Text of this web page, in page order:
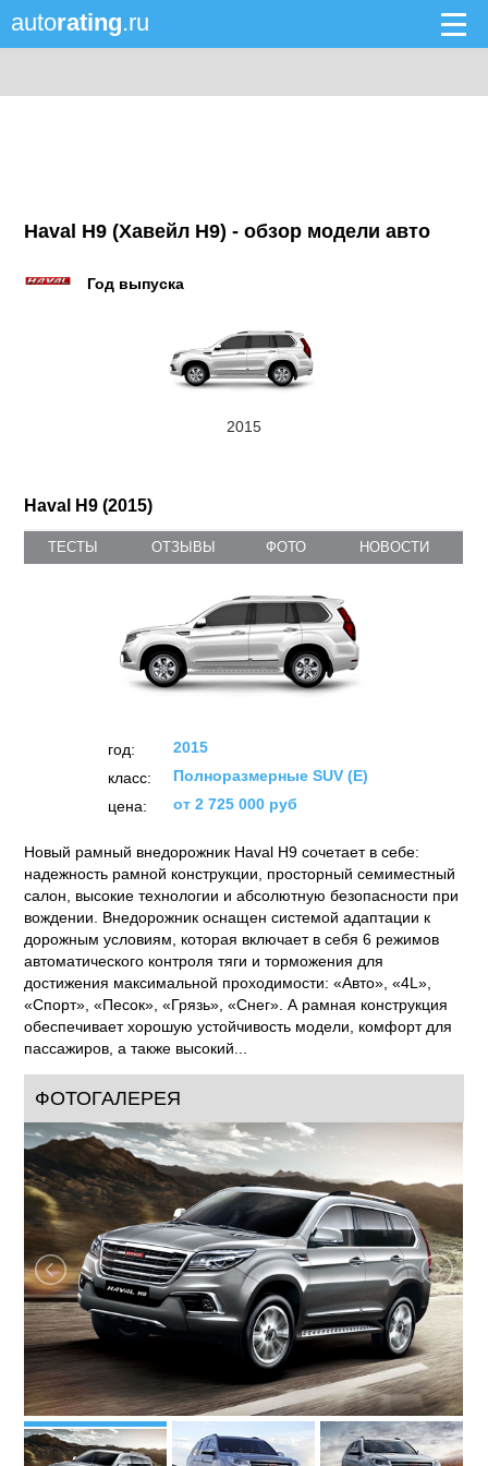
autorating.ru
Haval H9 (Хавейл H9) - обзор модели авто
Год выпуска
2015
Haval H9 (2015)
ТЕСТЫ ОТЗЫВЫ ФОТО НОВОСТИ
год:
2015
класс:
Полноразмерные SUV (E)
цена:
от 2 725 000 руб
Новый рамный внедорожник Haval H9 сочетает в себе:
надежность рамной конструкции, просторный семиместный
салон, высокие технологии и абсолютную безопасности при
вождении. Внедорожник оснащен системой адаптации к
дорожным условиям, которая включает в себя 6 режимов
автоматического контроля тяги и торможения для
достижения максимальной проходимости: «Авто», «4L»,
«Спорт», «Песок», «Грязь», «Снег». А рамная конструкция
обеспечивает хорошую устойчивость модели, комфорт для
пассажиров, а также высокий...
ФОТОГАЛЕРЕЯ